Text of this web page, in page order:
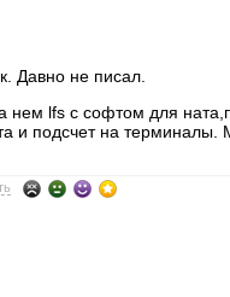
Давно не писал.
нем lfs с софтом для
и подсчет на терминалы.